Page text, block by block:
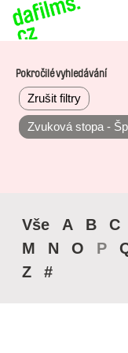
Pokročilé vyhledávání
Zrušit filtry
Zvuková stopa -
Vše A B C
M
N O P
Z
#